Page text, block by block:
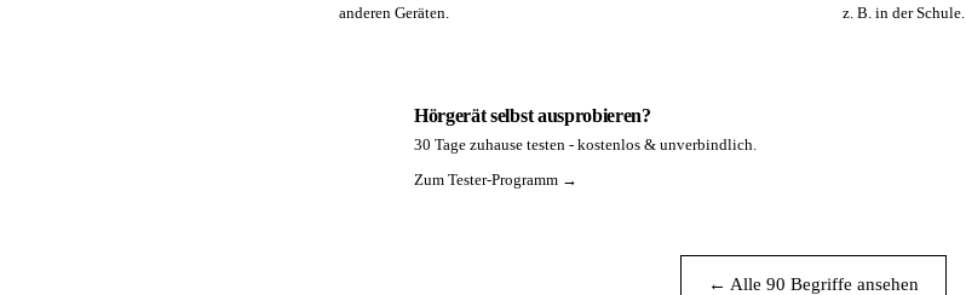
anderen Geräten.
z. B. in der Schule.
Hörgerät selbst ausprobieren?
30 Tage zuhause testen - kostenlos & unverbindlich.
Zum Tester-Programm →
← Alle 90 Begriffe ansehen